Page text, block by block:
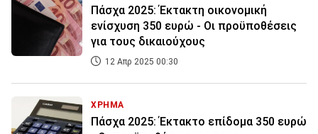
Πάσχα 2025: Έκτακτη οικονομική
ενίσχυση 350 ευρώ - Οι προϋποθέσεις
για τους δικαιούχους
12 Απρ 2025 00:30
ΧΡΗΜΑ
Πάσχα 2025: Έκτακτο επίδομα 350 ευρώ